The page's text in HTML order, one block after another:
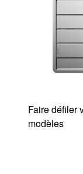
Faire défiler
modèles